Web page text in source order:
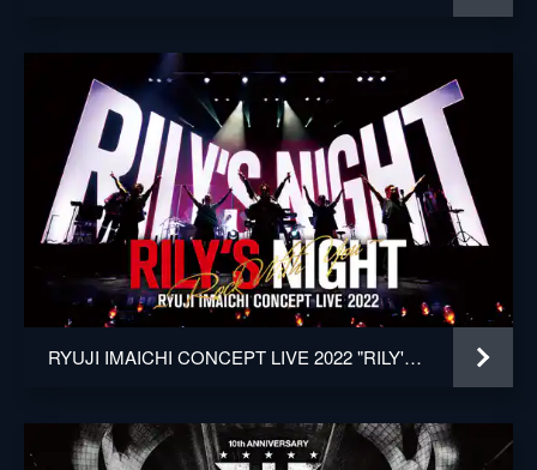
RYUJI IMAICHI CONCEPT LIVE 2022 "RILY'S NIGHT" & "RILY'S NIGHT"～Rock With You～